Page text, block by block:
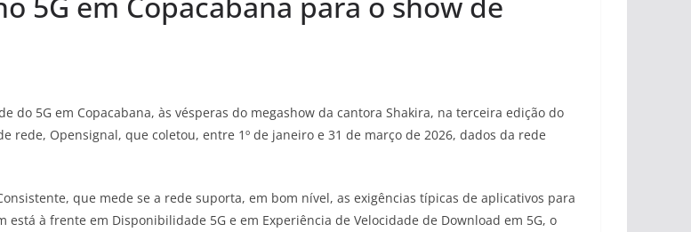
5G em Copacabana, às vésperas do megashow da cantora Shakira, na terceira edição do
rede, Opensignal, que coletou, entre 1º de janeiro e 31 de março de 2026, dados da rede
que mede se a rede suporta, em bom nível, as exigências típicas de aplicativos para
à frente em Disponibilidade 5G e em Experiência de Velocidade de Download em 5G, o